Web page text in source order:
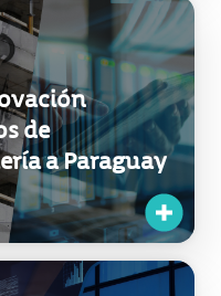
de
a Paraguay